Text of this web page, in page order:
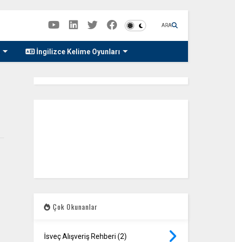
ARA
İngilizce Kelime Oyunları
Çok Okunanlar
İsveç Alışveriş Rehberi (2)